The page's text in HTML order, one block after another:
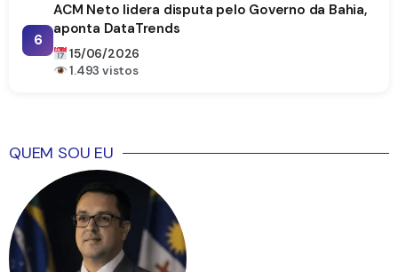
6
ACM Neto lidera disputa pelo Governo da Bahia,
aponta DataTrends
15/06/2026
1.493 vistos
QUEM SOU EU